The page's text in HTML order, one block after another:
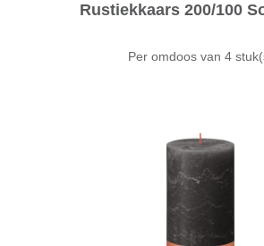
Rustiekkaars 200/100
Per omdoos van 4